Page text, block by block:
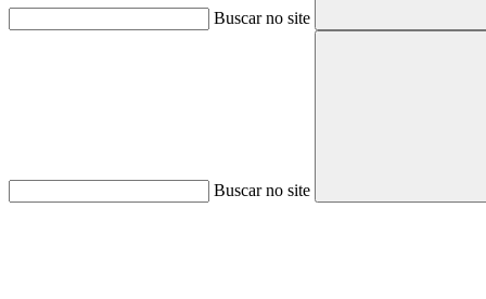
Buscar no site
Buscar no site